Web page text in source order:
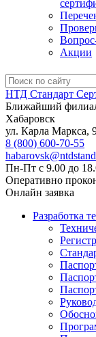
Акции
НТД Стандарт
Ближайший
Хабаровск
ул. Карла Маркса,
8 (800) 600-70-55
Пн-Пт с 9.00 до
Оперативно
Онлайн заявка
Разработка